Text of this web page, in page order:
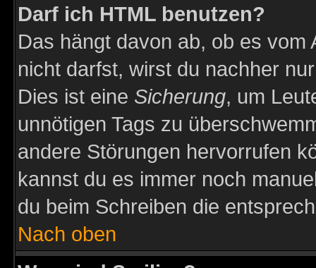
Darf ich HTML benutzen?
Das hängt davon ab, ob es
nicht darfst, wirst du nachher
Dies ist eine Sicherung, um
unnötigen Tags zu
andere Störungen hervorrufen
kannst du es immer noch
du beim Schreiben die
Nach oben